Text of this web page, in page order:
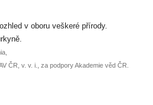
nebo
v oboru veškeré přírody.
ČR, v. v. i., za podpory Akademie věd ČR.